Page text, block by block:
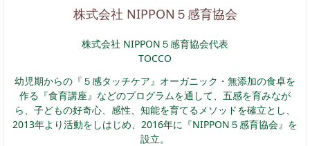
株式会社 NIPPON５感育協会
株式会社 NIPPON５感育協会代表
TOCCO
幼児期からの『５感タッチケア』オーガニック・無添加の食卓を
作る『食育講座』などのプログラムを通して、五感を育みなが
ら、子どもの好奇心、感性、知能を育てるメソッドを確立とし、
2013年より活動をしはじめ、2016年に『NIPPON５感育協会』を
設立。